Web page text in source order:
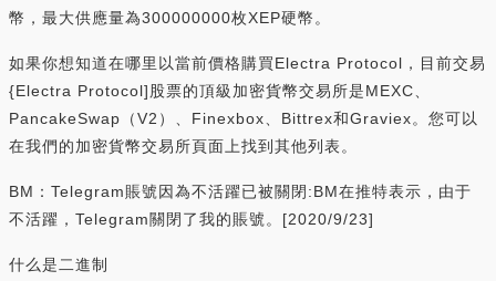
幣，最大供應量為300000000枚XEP硬幣。
如果你想知道在哪里以當前價格購買Electra Protocol，目前交易
{Electra Protocol]股票的頂級加密貨幣交易所是MEXC、
PancakeSwap（V2）、Finexbox、Bittrex和Graviex。您可以
在我們的加密貨幣交易所頁面上找到其他列表。
BM：Telegram賬號因為不活躍已被關閉:BM在推特表示，由于
不活躍，Telegram關閉了我的賬號。[2020/9/23]
什么是二進制